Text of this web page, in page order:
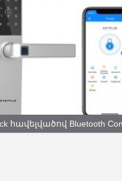
հավելվածով Bluetooth